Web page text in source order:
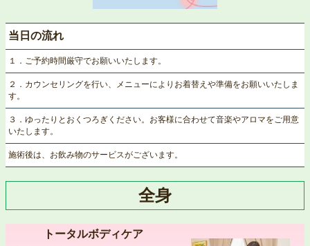
当日の流れ
１．ご予約時間厳守でお願いいたします。
２．カウンセリングを行い、メニューによりお着替えや準備をお願いいたしま
す。
３．ゆったりとおくつろぎください。お客様に合わせて音楽やアロマをご用意
いたします。
施術後は、お飲み物のサービスがございます。
全身
トータルボディケア